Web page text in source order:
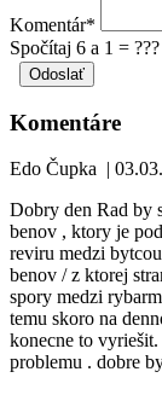
Komentár*
Spočítaj 6 a 1 = ???
Komentáre
Edo Čupka |
Dobry den Rad by
benov , ktory je
reviru medzi
benov / z ktorej
spory medzi
temu skoro na
konecne to
problemu . dobre